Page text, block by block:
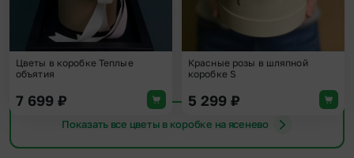
Цветы в коробке Теплые
объятия
7 699 ₽
Красные розы в шляпной
коробке S
5 299 ₽
Показать все цветы в коробке на ясенево